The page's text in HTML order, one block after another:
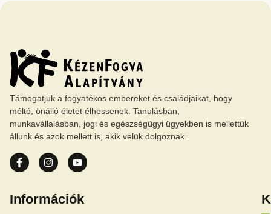
Támogatjuk a fogyatékos embereket és családjaikat, hogy
méltó, önálló életet élhessenek. Tanulásban,
munkavállalásban, jogi és egészségügyi ügyekben is mellettük
állunk és azok mellett is, akik velük dolgoznak.
Információk